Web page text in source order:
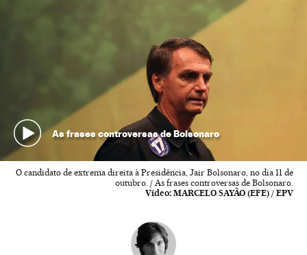
As frases controversas de Bolsonaro
O candidato de extrema direita à Presidência, Jair Bolsonaro, no dia 11 de
outubro. / As frases controversas de Bolsonaro.
Vídeo: MARCELO SAYÃO (EFE) / EPV